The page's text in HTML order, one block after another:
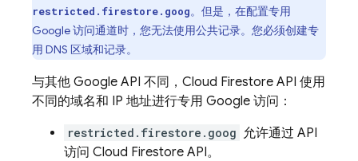
restricted.firestore.goog。但是，在配置专用
Google 访问通道时，您无法使用公共记录。您必须创建专
用 DNS 区域和记录。
与其他 Google API 不同， Cloud Firestore API 使用
不同的域名和 IP 地址进行专用 Google 访问：
restricted.firestore.goog 允许通过 API
访问 Cloud Firestore API。